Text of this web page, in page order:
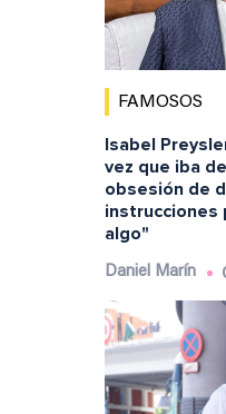
FAMOSOS
Isabel
vez que iba
obsesión de
instrucciones
algo"
Daniel Marín